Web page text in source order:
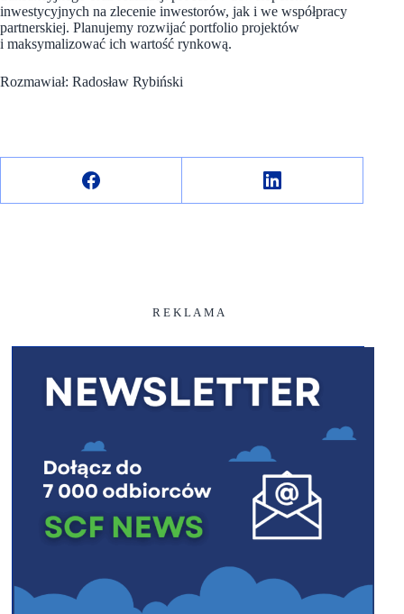
inwestycyjnych na zlecenie inwestorów, jak i we współpracy
partnerskiej. Planujemy rozwijać portfolio projektów
i maksymalizować ich wartość rynkową.
Rozmawiał: Radosław Rybiński
R E K L A M A